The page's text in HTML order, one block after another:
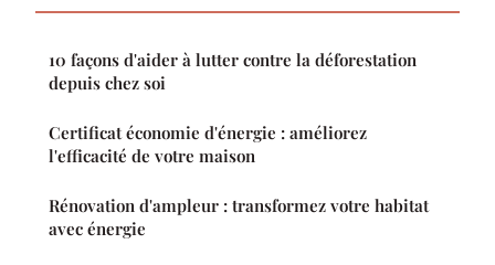
10 façons d'aider à lutter contre la déforestation
depuis chez soi
Certificat économie d'énergie : améliorez
l'efficacité de votre maison
Rénovation d'ampleur : transformez votre habitat
avec énergie